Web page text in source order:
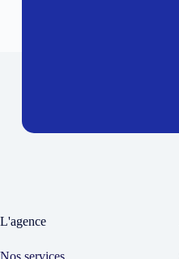
L'agence